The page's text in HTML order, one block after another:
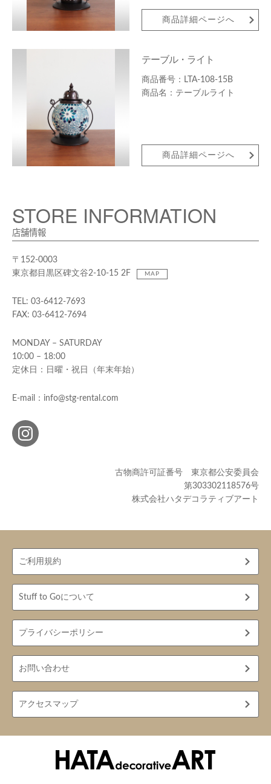
商品詳細ページへ
テーブル・ライト
LTA-108-15B
テーブルライト
商品詳細ページへ
STORE INFORMATION
店舗情報
〒152-0003
東京都目黒区碑文谷2-10-15 2F
MAP
TEL: 03-6412-7693
FAX: 03-6412-7694
MONDAY – SATURDAY
10:00 – 18:00
定休日：日曜・祝日（年末年始）
E-mail：info@stg-rental.com
古物商許可証番号 東京都公安委員会
第303302118576号
株式会社ハタデコラティブアート
ご利用規約
Stuff to Goについて
プライバシーポリシー
お問い合わせ
アクセスマップ